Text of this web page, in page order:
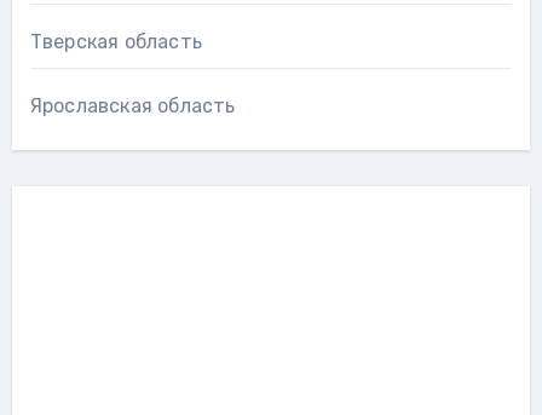
Тверская область
Ярославская область